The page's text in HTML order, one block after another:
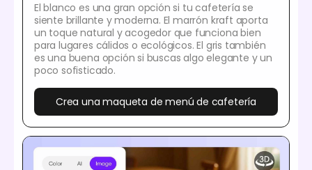
El blanco es una gran opción si tu cafetería se
siente brillante y moderna. El marrón kraft aporta
un toque natural y acogedor que funciona bien
para lugares cálidos o ecológicos. El gris también
es una buena opción si buscas algo elegante y un
poco sofisticado.
Crea una maqueta de menú de cafetería